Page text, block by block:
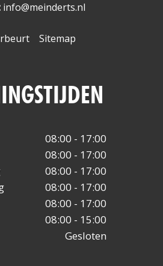
info@meinderts.nl
Sitemap
08:00 - 17:00
08:00 - 17:00
08:00 - 17:00
08:00 - 17:00
08:00 - 17:00
08:00 - 15:00
Gesloten